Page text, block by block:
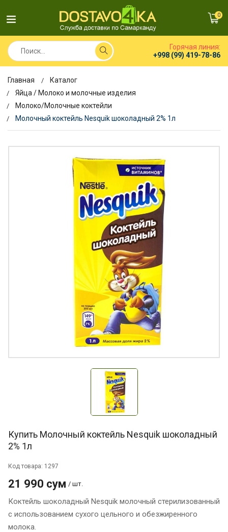
0
Горячая линия:
+998 (99) 419-78-86
Главная
Каталог
Яйца / Молоко и молочные изделия
Молоко/Молочные коктейли
Молочный коктейль Nesquik шоколадный 2% 1л
Купить Молочный коктейль Nesquik шоколадный
2% 1л
Код товара: 1297
21 990 сум / шт.
Коктейль шоколадный Nesquik молочный стерилизованный
с использованием сухого цельного и обезжиренного
молока.